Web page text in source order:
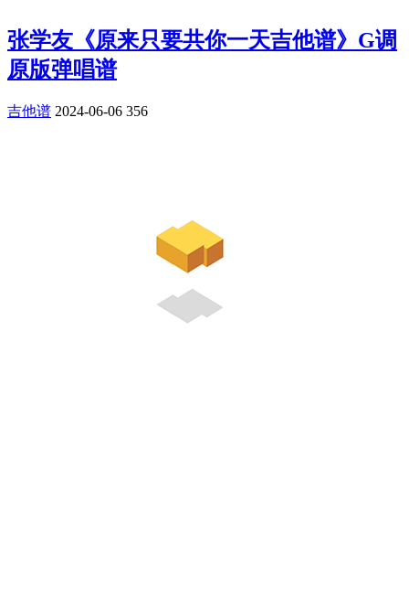
张学友《原来只要共你一天吉他谱》G调
原版弹唱谱
吉他谱 2024-06-06 356